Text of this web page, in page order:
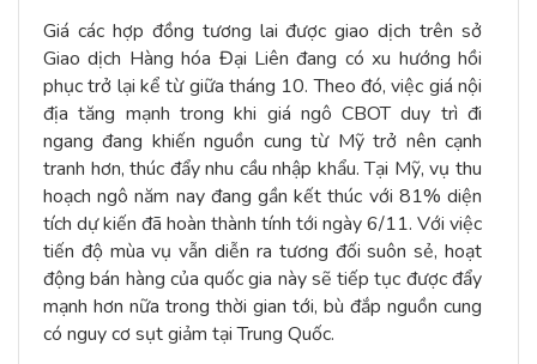
Giá các hợp đồng tương lai được giao dịch trên sở
Giao dịch Hàng hóa Đại Liên đang có xu hướng hồi
phục trở lại kể từ giữa tháng 10. Theo đó, việc giá nội
địa tăng mạnh trong khi giá ngô CBOT duy trì đi
ngang đang khiến nguồn cung từ Mỹ trở nên cạnh
tranh hơn, thúc đẩy nhu cầu nhập khẩu. Tại Mỹ, vụ thu
hoạch ngô năm nay đang gần kết thúc với 81% diện
tích dự kiến đã hoàn thành tính tới ngày 6/11. Với việc
tiến độ mùa vụ vẫn diễn ra tương đối suôn sẻ, hoạt
động bán hàng của quốc gia này sẽ tiếp tục được đẩy
mạnh hơn nữa trong thời gian tới, bù đắp nguồn cung
có nguy cơ sụt giảm tại Trung Quốc.